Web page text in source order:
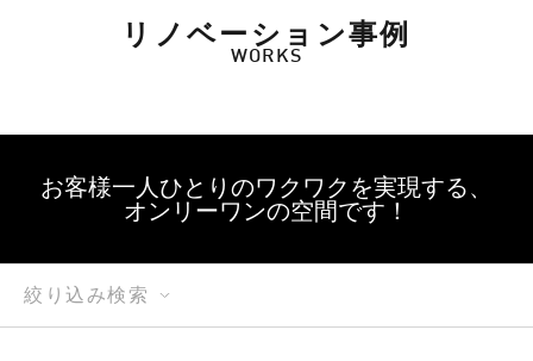
リノベーション事例
WORKS
お客様一人ひとりのワクワクを実現する、
オンリーワンの空間です！
絞り込み検索